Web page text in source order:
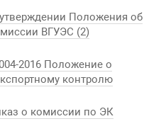
Положения об
ВГУЭС (2)
2016 Положение о
контролю
о комиссии по ЭК